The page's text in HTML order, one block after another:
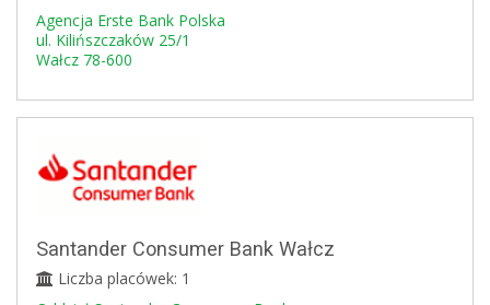
Agencja Erste Bank Polska
ul. Kilińszczaków 25/1
Wałcz 78-600
Santander Consumer Bank Wałcz
Liczba placówek: 1